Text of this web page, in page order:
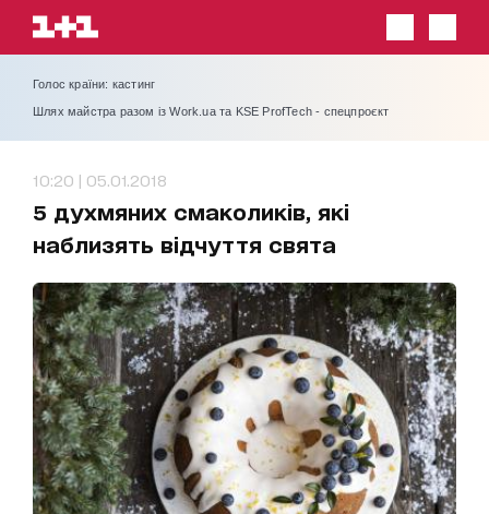
Голос країни: кастинг
Шлях майстра разом із Work.ua та KSE ProfTech - спецпроєкт
10:20 | 05.01.2018
5 духмяних смаколиків, які
наблизять відчуття свята